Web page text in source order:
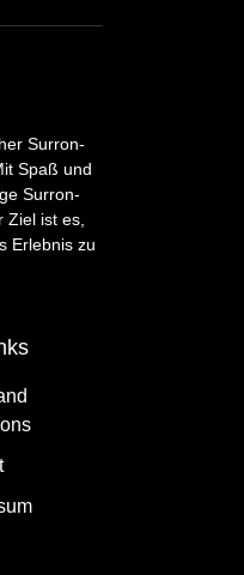
Surron-
Spaß und
Surron-
ist es,
Erlebnis zu